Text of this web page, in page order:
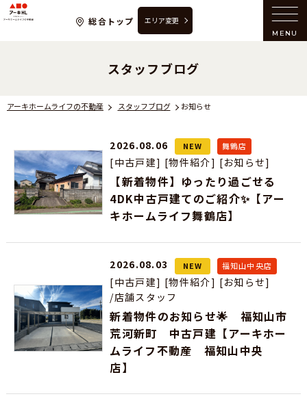
アーキホームライフの不動産
総合トップ エリア変更
MENU
アーキホームライフの不動産 スタッフブログ お知らせ
スタッフブログ
2026.08.06 NEW 舞鶴店
[中古戸建] [物件紹介] [お知らせ]
【新着物件】ゆったり過ごせる
4DK中古戸建てのご紹介✨【アー
キホームライフ舞鶴店】
2026.08.03 NEW 福知山中央店
[中古戸建] [物件紹介] [お知らせ]
/店舗スタッフ
新着物件のお知らせ🌟 福知山市
荒河新町 中古戸建【アーキホー
ムライフ不動産 福知山中央
店】